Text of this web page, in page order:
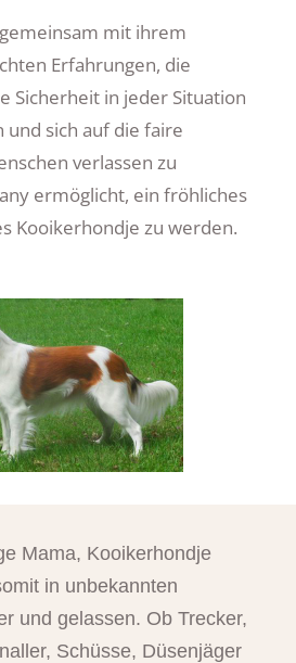
mit ihrem
Erfahrungen, die
Sicherheit in jeder Situation
und sich auf die faire
verlassen zu
ermöglicht, ein fröhliches
Kooikerhondje zu werden.
Mama, Kooikerhondje
in unbekannten
und gelassen. Ob Trecker,
Schüsse, Düsenjäger